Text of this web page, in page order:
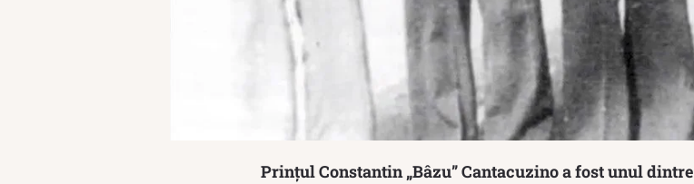
Prințul Constantin „Bâzu” Cantacuzino a fost unul dintre